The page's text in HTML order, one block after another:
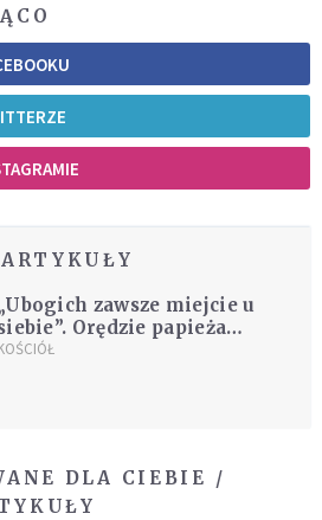
zawsze miejcie u
Orędzie papieża
na Światowy
DLA CIEBIE /